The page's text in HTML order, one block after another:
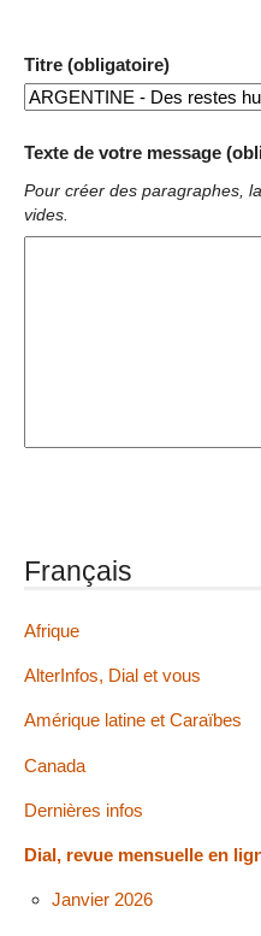
Titre (obligatoire)
Texte de votre message
Pour créer des paragraphes,
vides.
Français
Afrique
AlterInfos, Dial et vous
Amérique latine et Caraïbes
Canada
Dernières infos
Dial, revue mensuelle en
Janvier 2026